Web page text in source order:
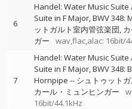
6
Handel: Water Music Suite
Suite in F Major, BWV 348:
ットガルト室内管弦楽団
ガー
wav,flac,alac: 16bit/
7
Handel: Water Music Suite
Suite in F Major, BWV 348:
Hornpipe -- シュトゥット
カール・ミュンヒンガー
16bit/44.1kHz